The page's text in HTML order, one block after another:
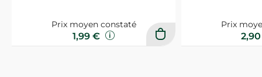
Prix moyen constaté
1,99 €
Prix